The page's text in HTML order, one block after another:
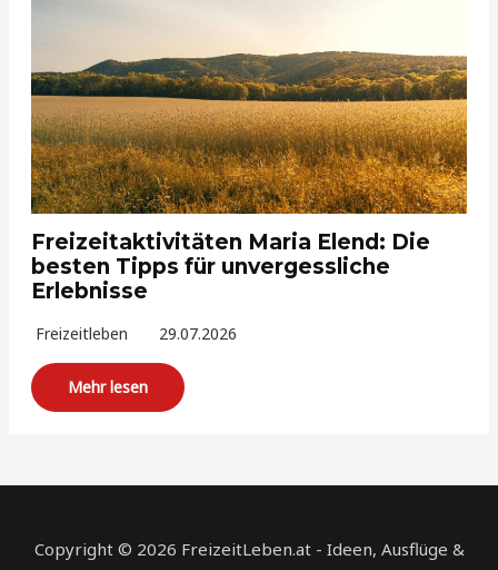
Freizeitaktivitäten Maria Elend: Die
besten Tipps für unvergessliche
Erlebnisse
Freizeitleben 29.07.2026
Mehr lesen
Copyright © 2026 FreizeitLeben.at - Ideen, Ausflüge &